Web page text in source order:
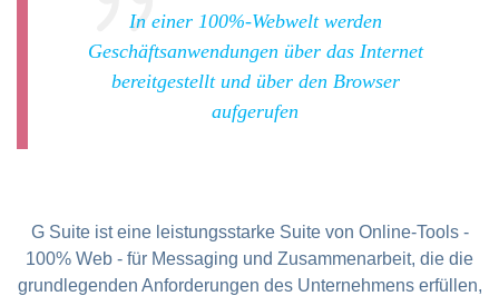
In einer 100%-Webwelt werden
Geschäftsanwendungen über das Internet
bereitgestellt und über den Browser
aufgerufen
G Suite ist eine leistungsstarke Suite von Online-Tools -
100% Web - für Messaging und Zusammenarbeit, die die
grundlegenden Anforderungen des Unternehmens erfüllen,